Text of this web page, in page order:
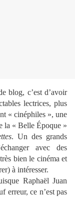
blog, c’est d’avoir
lectrices, plus
« cinéphiles », une
la « Belle Époque »
. Un des grands
avec des
bien le cinéma et
à intéresser.
Raphaël Juan
erreur, ce n’est pas